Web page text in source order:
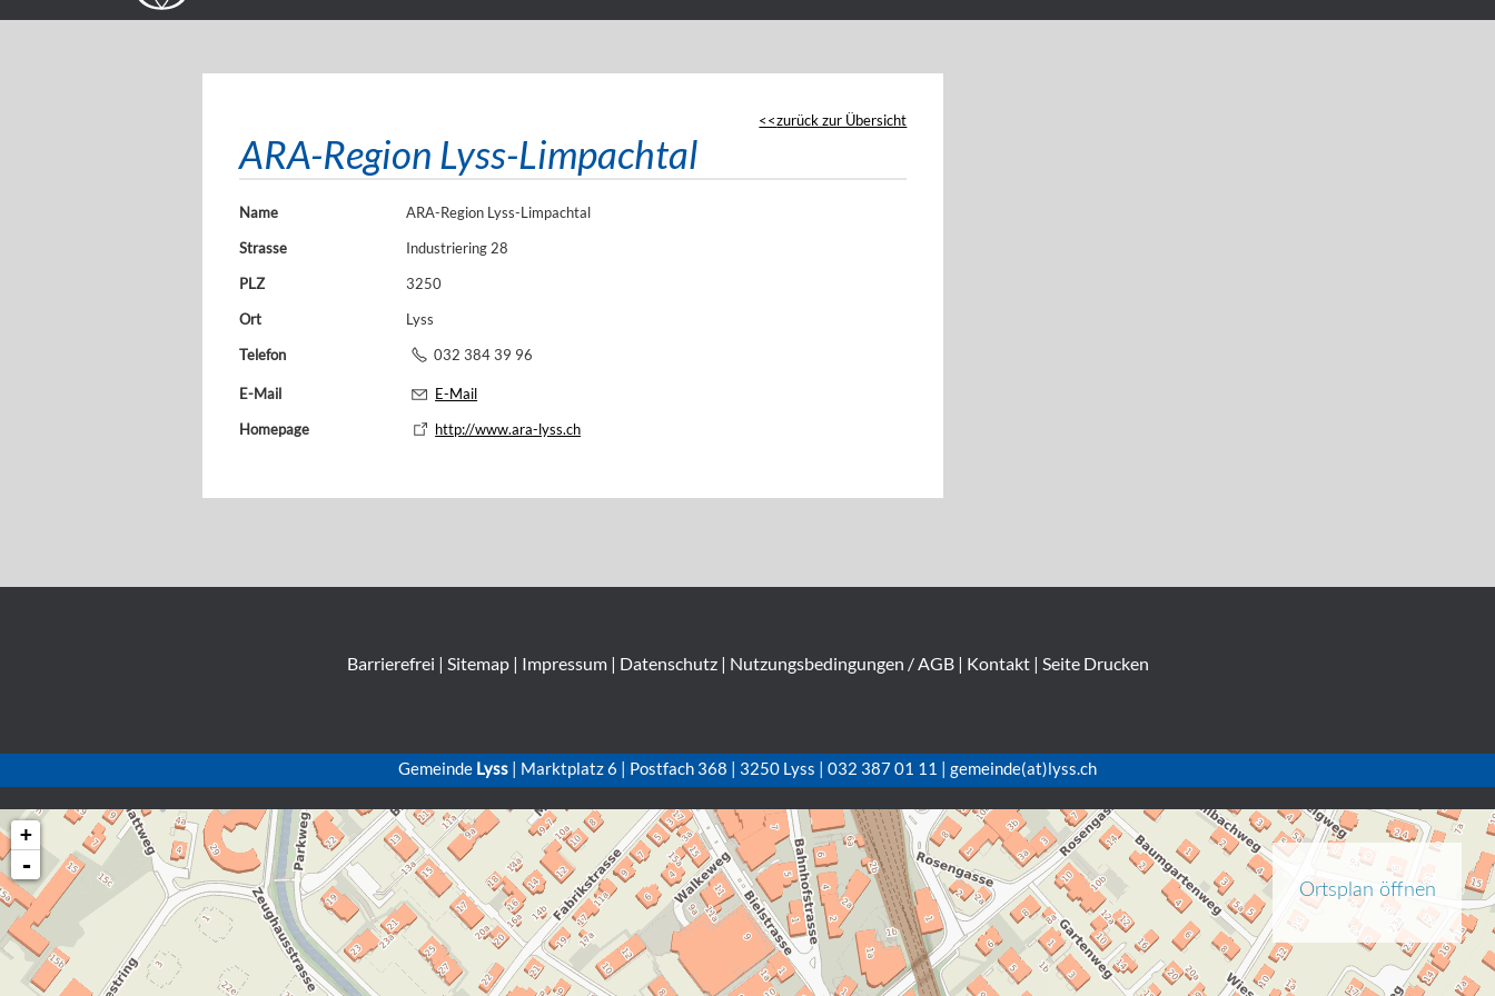
zurück zur Übersicht
ARA-Region Lyss-Limpachtal
Name
ARA-Region Lyss-Limpachtal
Strasse
Industriering 28
PLZ
3250
Ort
Lyss
Telefon
032 384 39 96
E-Mail
E-Mail
Homepage
http://www.ara-lyss.ch
Barrierefrei | Sitemap| Impressum| Datenschutz| Nutzungsbedingungen / AGB| Kontakt| Seite Drucken
Gemeinde Lyss | Marktplatz 6 | Postfach 368 | 3250 Lyss | 032 387 01 11 | gemeinde(at)lyss.ch